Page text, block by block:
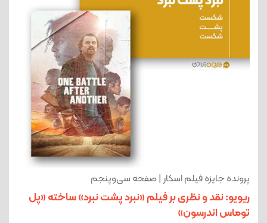
پرونده جایزه فیلم اسکار | صفحه سی‌و‌پنجم
ریویو: نقد و نظری بر فیلم «نبرد پشت نبرد» ساخته «پل
توماس اندرسون»